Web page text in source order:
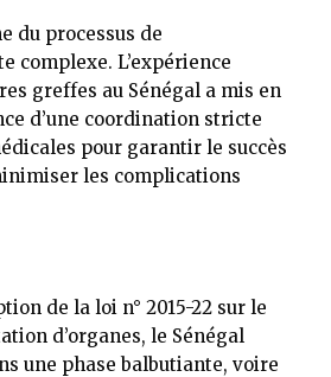
du processus de
complexe. L’expérience
greffes au Sénégal a mis en
d’une coordination stricte
pour garantir le succès
les complications
de la loi n° 2015-22 sur le
d’organes, le Sénégal
une phase balbutiante, voire